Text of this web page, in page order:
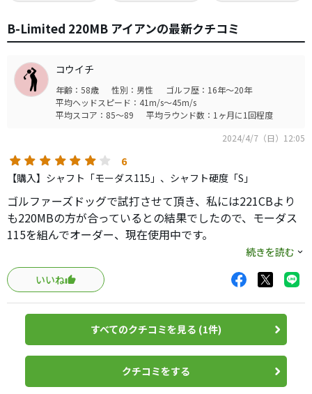
B-Limited 220MB アイアンの最新クチコミ
コウイチ
年齢：58歳 性別：男性
ゴルフ歴：16年～20年
平均ヘッドスピード：41m/s～45m/s
平均スコア：85～89
平均ラウンド数：1ヶ月に1回程度
2024/4/7（日）12:05
6
【購入】シャフト「モーダス115」、シャフト硬度「S」
ゴルファーズドッグで試打させて頂き、私には221CBより
も220MBの方が合っているとの結果でしたので、モーダス
115を組んでオーダー、現在使用中です。
打感はS20Cという割には製法の違いか柔らかさはあまり感
じず、芯のある分厚い打感です。マッスルにしては真面目
にそこまで「むずい！」という感覚はありません。
前回の200MBはミラー仕上げでしたが、今回は本来のサテ
ンです。
キャロウェイやピンがサテンと言って出しているアイアン
は私からするとサテンではありませんね。このアイアンは
所謂昔ながらなサテンです。
Xフォージドをオーダーしましたので、使い分けが楽しみで
続きを読む
いいね
すべてのクチコミを見る (1件)
クチコミをする